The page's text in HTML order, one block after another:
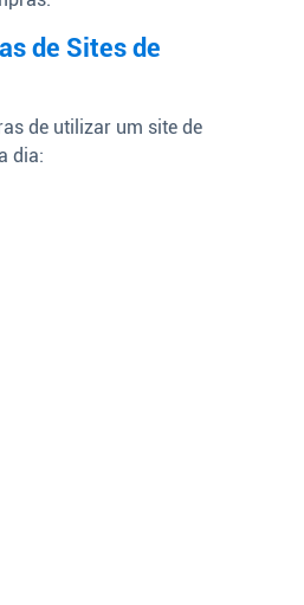
de Sites de
de utilizar um site de
dia: